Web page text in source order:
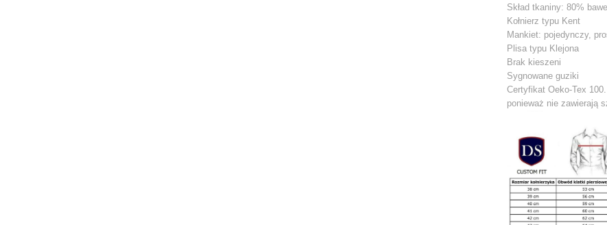
Skład tkaniny: 80%
Kołnierz typu Kent
Mankiet: pojedynczy,
Plisa typu Klejona
Brak kieszeni
Sygnowane guziki
Certyfikat Oeko-Tex
ponieważ nie zawierają